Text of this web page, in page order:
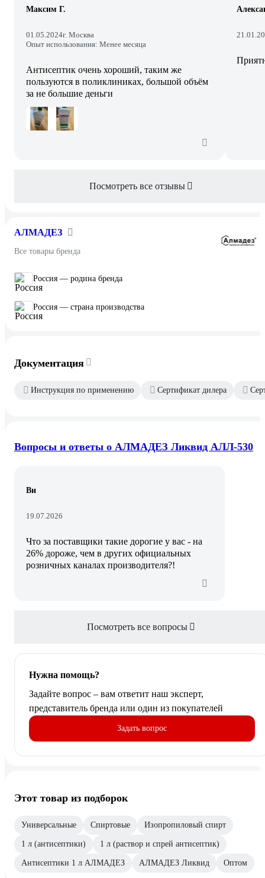
Максим Г.
01.05.2024г. Москва
Опыт использования: Менее месяца
Антисептик очень хороший, таким же
пользуются в поликлиниках, большой объём
за не большие деньги
Посмотреть все отзывы
АЛМАДЕЗ
Все товары бренда
Россия — родина бренда
Россия — страна производства
Документация
Инструкция по применению Сертификат дилера
Вопросы и ответы о АЛМАДЕЗ Ликвид АЛЛ-530
Ви
19.07.2026
Что за поставщики такие дорогие у вас - на
26% дороже, чем в других официальных
розничных каналах производителя?!
Посмотреть все вопросы
Нужна помощь?
Задайте вопрос – вам ответит наш эксперт,
представитель бренда или один из покупателей
Задать вопрос
Этот товар из подборок
Универсальные Спиртовые Изопропиловый спирт
1 л (антисептики) 1 л (раствор и спрей антисептик)
Антисептики 1 л АЛМАДЕЗ АЛМАДЕЗ Ликвид Оптом